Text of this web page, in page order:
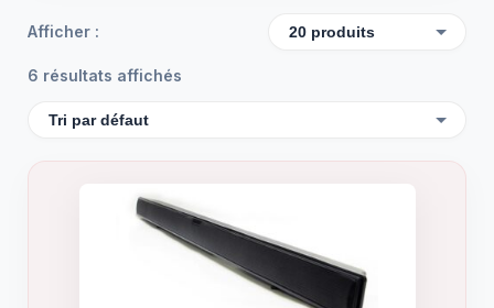
Afficher :
6 résultats affichés